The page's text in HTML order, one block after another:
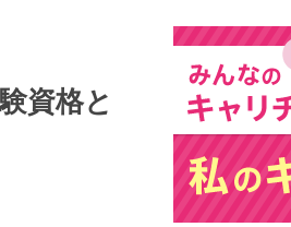
資格と